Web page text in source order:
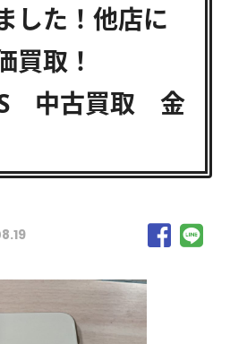
した！他店に
買取！
中古買取 金